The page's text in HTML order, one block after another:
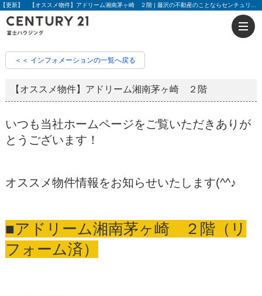
＜＜ インフォメーションの一覧へ戻る
【オススメ物件】アドリーム湘南茅ヶ崎 ２階
いつも当社ホームページをご覧いただきありが
とうございます！
オススメ物件情報をお知らせいたします(^^♪
■アドリーム湘南茅ヶ崎 ２階（リ
フォーム済）